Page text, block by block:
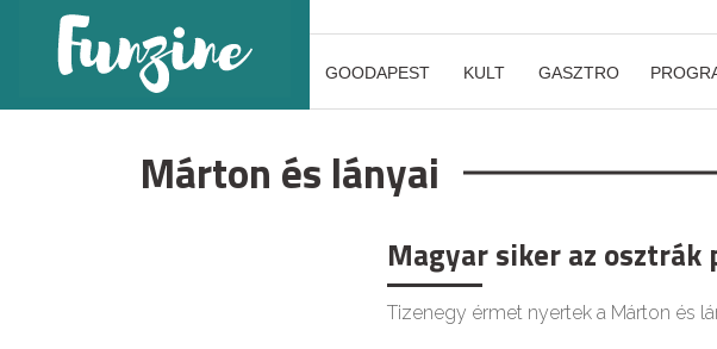
GOODAPEST KULT GASZTRO
Márton és lányai
Magyar siker az osztrák
Tizenegy érmet nyertek a Márton és